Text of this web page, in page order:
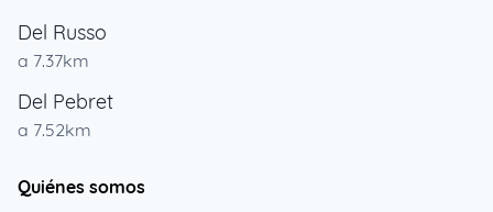
Del Russo
a 7.37km
Del Pebret
a 7.52km
Quiénes somos